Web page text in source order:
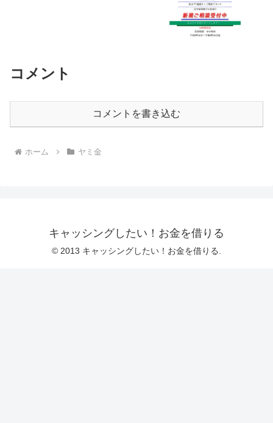
コメント
コメントを書き込む
ホーム ヤミ金
キャッシングしたい！お金を借りる
© 2013 キャッシングしたい！お金を借りる.